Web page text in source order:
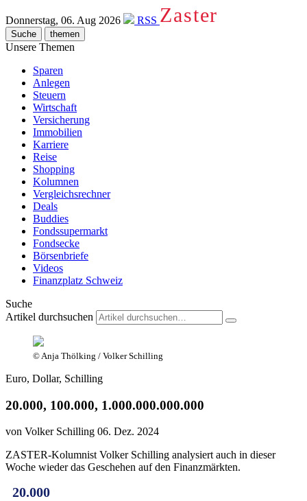
Donnerstag, 06. Aug 2026 RSS Zaster
Suche themen
Unsere Themen
Sparen
Anlegen
Steuern
Wirtschaft
Versicherung
Immobilien
Karriere
Reise
Shopping
Kolumnen
Vergleichsrechner
Deals
Buddies
Fondssupermarkt
Fondsecke
Börsenbriefe
Videos
Finanzplatz Schweiz
Suche
Artikel durchsuchen
© Anja Thölking / Volker Schilling
Euro, Dollar, Schilling
20.000, 100.000, 1.000.000.000.000
von Volker Schilling 06. Dez. 2024
ZASTER-Kolumnist Volker Schilling analysiert auch in dieser
Woche wieder das Geschehen auf den Finanzmärkten.
20.000